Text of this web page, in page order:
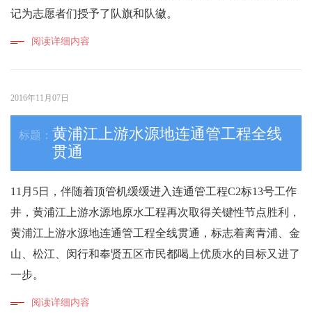
记为志愿者们授予了队旗和队徽。
阅读详细内容
2016年11月07日
黄浦江上游水源地连通管工程全线
贯通
11月5日，伴随着顶管机缓缓进入连通管工程C2标13号工作
井，黄浦江上游水源地原水工程再次取得关键性节点胜利，
黄浦江上游水源地连通管工程全线贯通，标志着离青浦、金
山、松江、闵行和奉贤五区市民都喝上优质水的目标又进了
一步。
阅读详细内容